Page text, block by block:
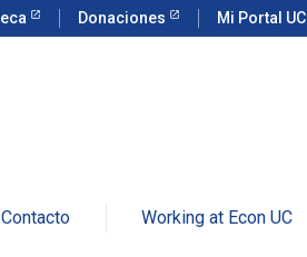
Donaciones Mi Portal UC
Contacto Working at Econ UC